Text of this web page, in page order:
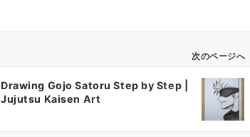
次のページへ
Drawing Gojo Satoru Step by Step |
Jujutsu Kaisen Art